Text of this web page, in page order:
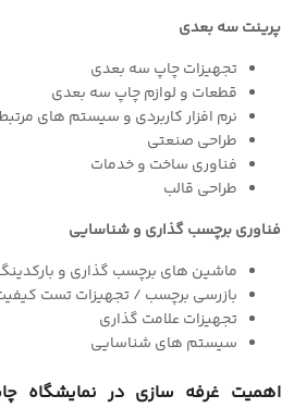
پرینت سه بعدی
تجهیزات چاپ سه بعدی
قطعات و لوازم چاپ سه بعدی
نرم افزار کاربردی و سیستم های
طراحی صنعتی
فناوری ساخت و خدمات
طراحی قالب
فناوری برچسب‌ گذاری و شناسایی
ماشین های برچسب گذاری و
بازرسی برچسب / تجهیزات تست
تجهیزات علامت گذاری
سیستم های شناسایی
اهمیت غرفه سازی در نمایشگاه